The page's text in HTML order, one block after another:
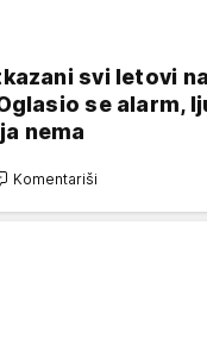
svi letovi
se alarm,
nema
Komentariši